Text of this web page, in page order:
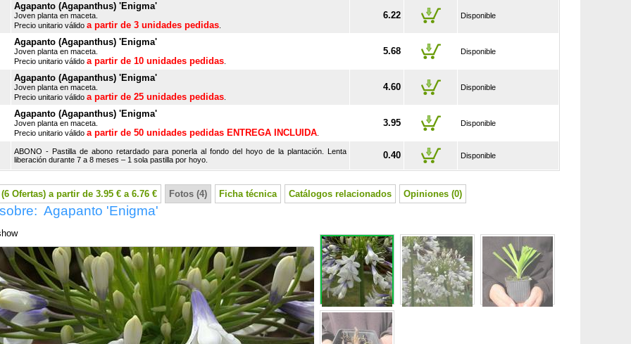
Agapanto (Agapanthus) 'Enigma'
Joven planta en maceta.
Precio unitario válido a partir de 3 unidades pedidas
6.22 Disponible
Agapanto (Agapanthus) 'Enigma'
Joven planta en maceta.
Precio unitario válido a partir de 10 unidades pedidas
5.68 Disponible
Agapanto (Agapanthus) 'Enigma'
Joven planta en maceta.
Precio unitario válido a partir de 25 unidades pedidas
4.60 Disponible
Agapanto (Agapanthus) 'Enigma'
Joven planta en maceta.
Precio unitario válido a partir de 50 unidades pedidas ENTREGA INCLUIDA
3.95 Disponible
ABONO - Pastilla de abono retardado para ponerla al fondo del hoyo de la plantación. Lenta
liberación durante 7 a 8 meses – 1 sola pastilla por hoyo.
0.40 Disponible
Ofertas) a partir de 3.95 € a 6.76 € Fotos (4) Ficha técnica Catálogos relacionados Opiniones (0)
Agapanto 'Enigma'